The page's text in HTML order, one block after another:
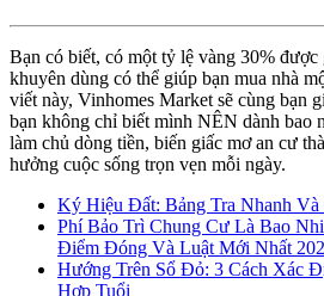
Bạn có biết, có một tỷ lệ vàng 30%
khuyên dùng có thể giúp bạn mua nhà
viết này, Vinhomes Market sẽ cùng bạn
bạn không chỉ biết mình NÊN dành bao
làm chủ dòng tiền, biến giấc mơ an cư
hưởng cuộc sống trọn vẹn mỗi ngày.
Ký Hiệu Đất: Bảng Tra Nhanh
Phí Bảo Trì Chung Cư Là Bao
Điểm Đóng Và Luật Mới Nhất
Hướng Trên Sổ Đỏ: 3 Cách Xác
Hợp Tuổi